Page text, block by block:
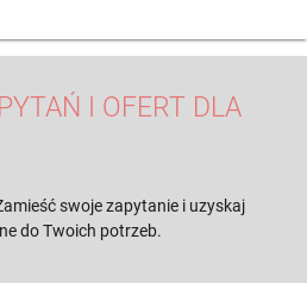
I OFERT DLA
swoje zapytanie i uzyskaj
do Twoich potrzeb.